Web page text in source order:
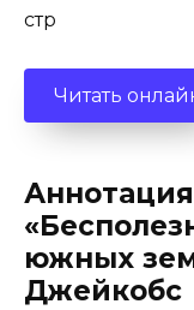
стр
Читать
южных
Джейкобс